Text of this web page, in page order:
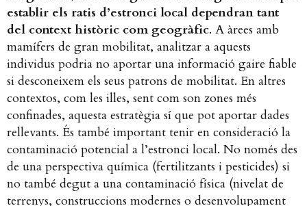
establir els ratis d’estronci local dependran tant
del context històric com geogràfic. A àrees amb
mamífers de gran mobilitat, analitzar a aquests
individus podria no aportar una informació gaire fiable
si desconeixem els seus patrons de mobilitat. En altres
contextos, com les illes, sent com son zones més
confinades, aquesta estratègia sí que pot aportar dades
rellevants. És també important tenir en consideració la
contaminació potencial a l’estronci local. No només des
de una perspectiva química (fertilitzants i pesticides) si
no també degut a una contaminació física (nivelat de
terrenys, construccions modernes o desenvolupament